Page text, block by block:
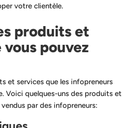
votre clientèle.
produits et
pouvez
et services que les infopreneurs
Voici quelques-uns des produits et
par des infopreneurs: